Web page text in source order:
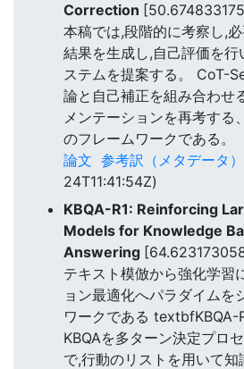
Correction
本稿では,段階的に考察し,
結果を生成し,自己評価を
ステムを提案する。 CoT-
論と自己補正を組み合わせ
メンテーションを再考する
のフレームワークである。
論文 参考訳（メタデータ）
24T11:41:54Z)
KBQA-R1: Reinforcing
Models for Knowledge
Answering
テキスト模倣から強化学習
ョン最適化へパラダイムを
ワークである textbfKBQA-
KBQAを多ターン決定プロ
で,行動のリストを用いて